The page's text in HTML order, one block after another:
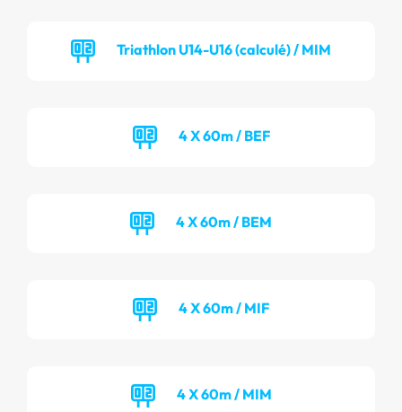
Triathlon U14-U16 (calculé) / MIM
4 X 60m / BEF
4 X 60m / BEM
4 X 60m / MIF
4 X 60m / MIM